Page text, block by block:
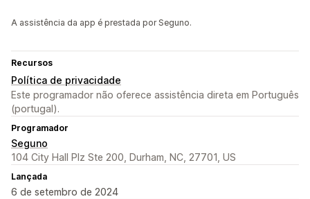
A assistência da app é prestada por Seguno.
Recursos
Política de privacidade
Este programador não oferece assistência direta em Português
(portugal).
Programador
Seguno
104 City Hall Plz Ste 200, Durham, NC, 27701, US
Lançada
6 de setembro de 2024